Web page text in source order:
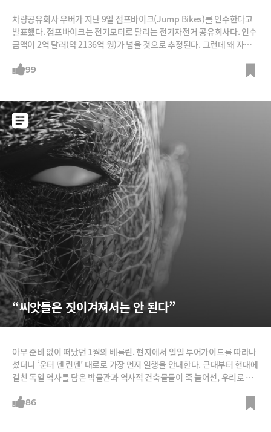
차량공유회사 우버가 지난 9일 점프바이크(Jump Bikes)를 인수한다고
발표했다. 점프바이크는 전기모터로 달리는 전기자전거 공유회사다. 인수
금액이 2억 달러(약 2136억 원)가 넘을 것으로 추정된다. 그런데 왜 자동
는 판단이다. 우버는 지난 2월 한 달간 샌프란시스코에서 우버 앱에서 점프
하루
99
“씨앗들은 짓이겨져서는 안 된다”
아무 준비 없이 떠났던 1월의 베를린. 현지에서 일일 투어가이드를 따라나
섰더니 ‘운터 덴 린덴’ 대로로 가장 먼저 일행을 안내한다. 근대부터 현대에
걸친 독일 역사를 담은 박물관과 역사적 건축물들이 죽 늘어선, 우리로 치
근사해 보이는 작은 건물 ‘노이에 바헤’로 들어가 보라했다. 19세기 프로이
86